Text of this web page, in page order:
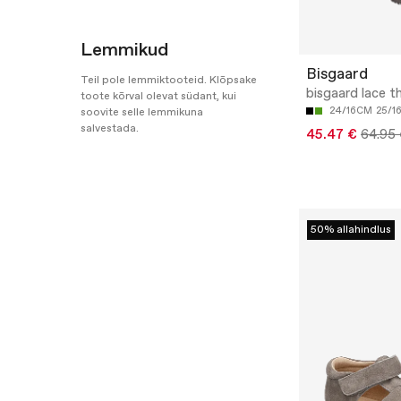
Lemmikud
Teil pole lemmiktooteid. Klõpsake
toote kõrval olevat südant, kui
soovite selle lemmikuna
salvestada.
Bisgaard
bisgaard lace
24/16CM 25/
45.47 € 64.95
50% allahindlus